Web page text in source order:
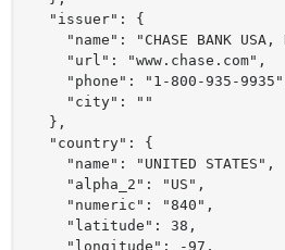
  "issuer": {
"name": "CHASE BANK USA,
    "url": "www.chase.com",
"phone": "1-800-935-
    "city": ""
  },
  "country": {
    "name": "UNITED STATES",
    "alpha_2": "US",
    "numeric": "840",
    "latitude": 38,
    "longitude": -97,